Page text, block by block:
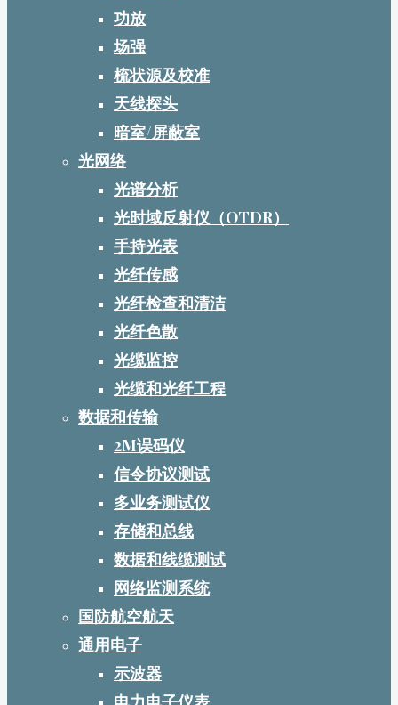
功放
场强
梳状源及校准
天线探头
暗室/屏蔽室
光网络
光谱分析
光时域反射仪（OTDR）
手持光表
光纤传感
光纤检查和清洁
光纤色散
光缆监控
光缆和光纤工程
数据和传输
2M误码仪
信令协议测试
多业务测试仪
存储和总线
数据和线缆测试
网络监测系统
国防航空航天
通用电子
示波器